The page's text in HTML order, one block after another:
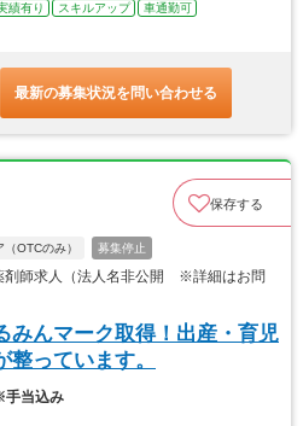
績有り スキルアップ
車通勤可
最新の募集状況を問い合わせる
保存する
OTCのみ） 募集停止
剤師求人（法人名非公開 ※詳細はお問
みんマーク取得！出産・育児
っています。
手当込み